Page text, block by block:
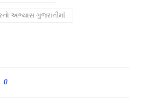
અભ્યાસ ગુજરાતીમાં
0